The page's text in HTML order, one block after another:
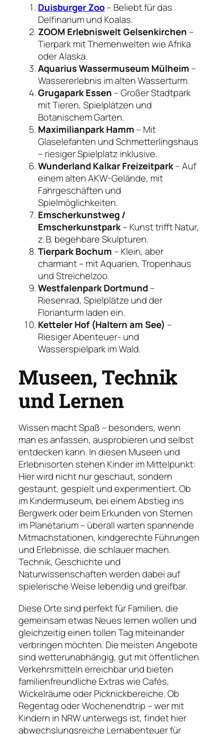
Duisburger Zoo– Beliebt für das
Delfinarium und Koalas.
ZOOM Erlebniswelt Gelsenkirchen –
Tierpark mit Themenwelten wie Afrika
oder Alaska.
Aquarius Wassermuseum Mülheim –
Wassererlebnis im alten Wasserturm.
Grugapark Essen – Großer Stadtpark
mit Tieren, Spielplätzen und
Botanischem Garten.
Maximilianpark Hamm – Mit
Glaselefanten und Schmetterlingshaus
– riesiger Spielplatz inklusive.
Wunderland Kalkar Freizeitpark– Auf
einem alten AKW-Gelände, mit
Fahrgeschäften und
Spielmöglichkeiten.
Emscherkunstweg /
Emscherkunstpark– Kunst trifft Natur,
z. B. begehbare Skulpturen.
Tierpark Bochum – Klein, aber
charmant – mit Aquarien, Tropenhaus
und Streichelzoo.
Westfalenpark Dortmund–
Riesenrad, Spielplätze und der
Florianturm laden ein.
Ketteler Hof (Haltern am See) –
Riesiger Abenteuer- und
Wasserspielpark im Wald.
Museen, Technik
und Lernen
Wissen macht Spaß – besonders, wenn
man es anfassen, ausprobieren und selbst
entdecken kann. In diesen Museen und
Erlebnisorten stehen Kinder im Mittelpunkt:
Hier wird nicht nur geschaut, sondern
gestaunt, gespielt und experimentiert. Ob
im Kindermuseum, bei einem Abstieg ins
Bergwerk oder beim Erkunden von Sternen
im Planetarium – überall warten spannende
Mitmachstationen, kindgerechte Führungen
und Erlebnisse, die schlauer machen.
Technik, Geschichte und
Naturwissenschaften werden dabei auf
spielerische Weise lebendig und greifbar.
Diese Orte sind perfekt für Familien, die
gemeinsam etwas Neues lernen wollen und
gleichzeitig einen tollen Tag miteinander
verbringen möchten. Die meisten Angebote
sind wetterunabhängig, gut mit öffentlichen
Verkehrsmitteln erreichbar und bieten
familienfreundliche Extras wie Cafés,
Wickelräume oder Picknickbereiche. Ob
Regentag oder Wochenendtrip – wer mit
Kindern in NRW unterwegs ist, findet hier
abwechslungsreiche Lernabenteuer für